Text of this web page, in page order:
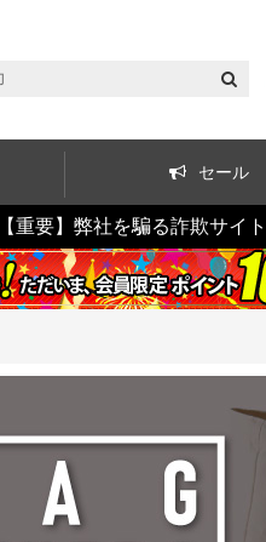
セール
【重要】弊社を騙る詐欺サイ